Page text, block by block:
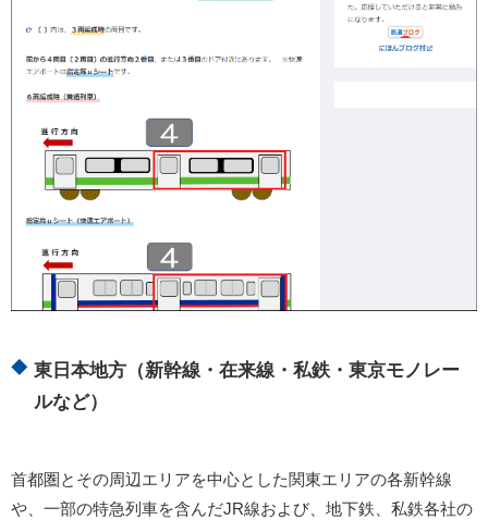
東日本地方（新幹線・在来線・私鉄・東京モノレー
ルなど）
首都圏とその周辺エリアを中心とした関東エリアの各新幹線
や、一部の特急列車を含んだJR線および、地下鉄、私鉄各社の